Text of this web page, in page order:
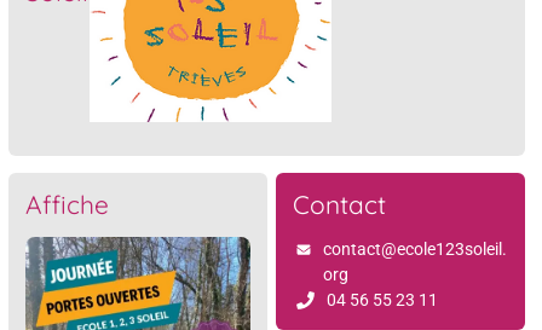
Affiche Contact
contact@ecole123soleil.
org
04 56 55 23 11